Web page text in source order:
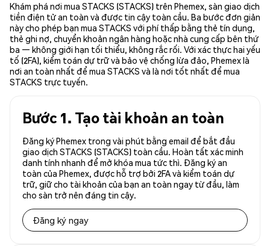
Khám phá nơi mua STACKS (STACKS) trên Phemex, sàn giao dịch
tiền điện tử an toàn và được tin cậy toàn cầu. Ba bước đơn giản
này cho phép bạn mua STACKS với phí thấp bằng thẻ tín dụng,
thẻ ghi nợ, chuyển khoản ngân hàng hoặc nhà cung cấp bên thứ
ba — không giới hạn tối thiểu, không rắc rối. Với xác thực hai yếu
tố (2FA), kiểm toán dự trữ và bảo vệ chống lừa đảo, Phemex là
nơi an toàn nhất để mua STACKS và là nơi tốt nhất để mua
STACKS trực tuyến.
Bước 1. Tạo tài khoản an toàn
Đăng ký Phemex trong vài phút bằng email để bắt đầu
giao dịch STACKS (STACKS) toàn cầu. Hoàn tất xác minh
danh tính nhanh để mở khóa mua tức thì. Đăng ký an
toàn của Phemex, được hỗ trợ bởi 2FA và kiểm toán dự
trữ, giữ cho tài khoản của bạn an toàn ngay từ đầu, làm
cho sàn trở nên đáng tin cậy.
Đăng ký ngay